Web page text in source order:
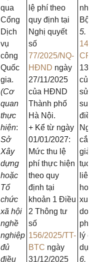
qua
Cổng
Dịch
vụ
công
Quốc
gia.
(Cơ
quan
thực
hiện:
Sở
Xây
dựng
hoặc
Tổ
chức
xã hội
nghề
nghiệp
đủ
điều
lệ phí theo
quy định tại
Nghị quyết
số
77/2025/NQ-
HĐND ngày
27/11/2025
của HĐND
Thành phố
Hà Nội.
+ Kể từ ngày
01/01/2027:
Mức thu lệ
phí thực hiện
theo quy
định tại
khoản 1 Điều
2 Thông tư
số
156/2025/TT-
BTC ngày
31/12/2025
nhà
Bộ
5.
14/
CP
13/01/
của
sửa
sung
điều
Nghị
cắt
giản
tục
liên
hoạt
xuất,
doanh
phạm
lý của
dựng.
6.